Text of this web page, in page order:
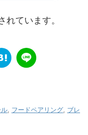
れています。
フードペアリング ブレ